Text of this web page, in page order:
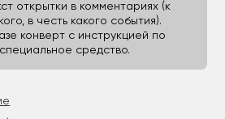
открытки в комментариях (к
в честь какого события).
конверт с инструкцией по
средство.